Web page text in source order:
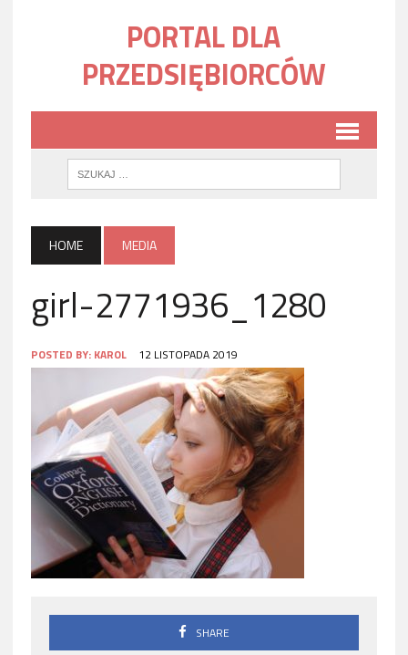
PORTAL DLA
PRZEDSIĘBIORCÓW
HOME MEDIA
girl-2771936_1280
POSTED BY: KAROL 12 LISTOPADA 2019
SHARE